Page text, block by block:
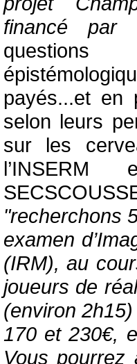
financé par
questions
payés...et en
selon leurs
sur les
"recherchons
examen
(IRM), au
joueurs de
(environ
170 et 230€,
Vous